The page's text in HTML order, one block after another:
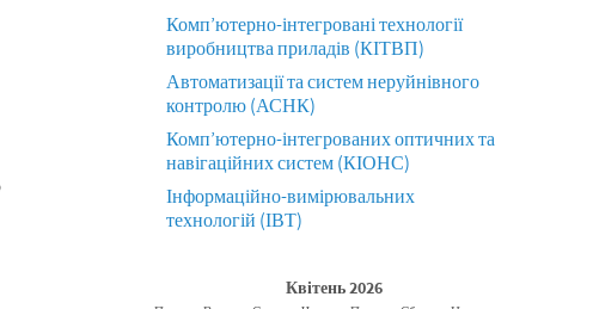
Комп’ютерно-інтегровані технології
виробництва приладів (КІТВП)
Автоматизації та систем неруйнівного
контролю (АСНК)
Комп’ютерно-інтегрованих оптичних та
навігаційних систем (КІОНС)
Інформаційно-вимірювальних
технологій (ІВТ)
Квітень 2026